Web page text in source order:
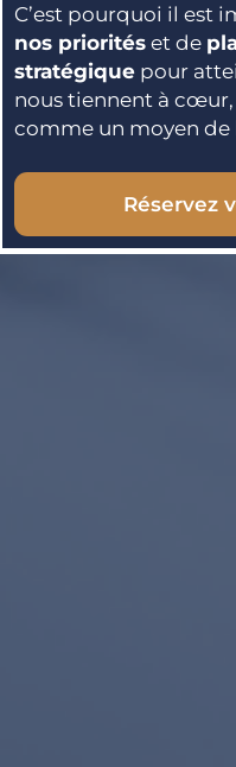
C’est pourquoi il est
nos priorités et de
stratégique pour
nous tiennent à cœur,
comme un moyen de
Réservez